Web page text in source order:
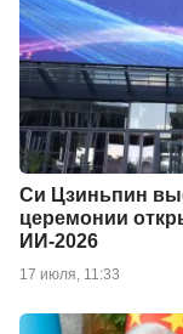
Си Цзиньпин
церемонии
ИИ-2026
17 июля, 11:33